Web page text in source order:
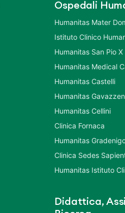
Ospedali
Humanitas Mater
Istituto Clinico
Humanitas San Pio X
Humanitas Medical
Humanitas Castelli
Humanitas
Humanitas Cellini
Clinica Fornaca
Humanitas
Clinica Sedes
Humanitas Istituto
Didattica,